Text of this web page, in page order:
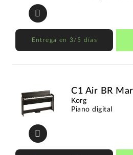
Entrega en 3/5 días
C1 Air BR
Korg
Piano digital